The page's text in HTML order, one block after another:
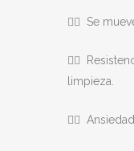
👉🏻 Se
👉🏻
limpieza.
👉🏻